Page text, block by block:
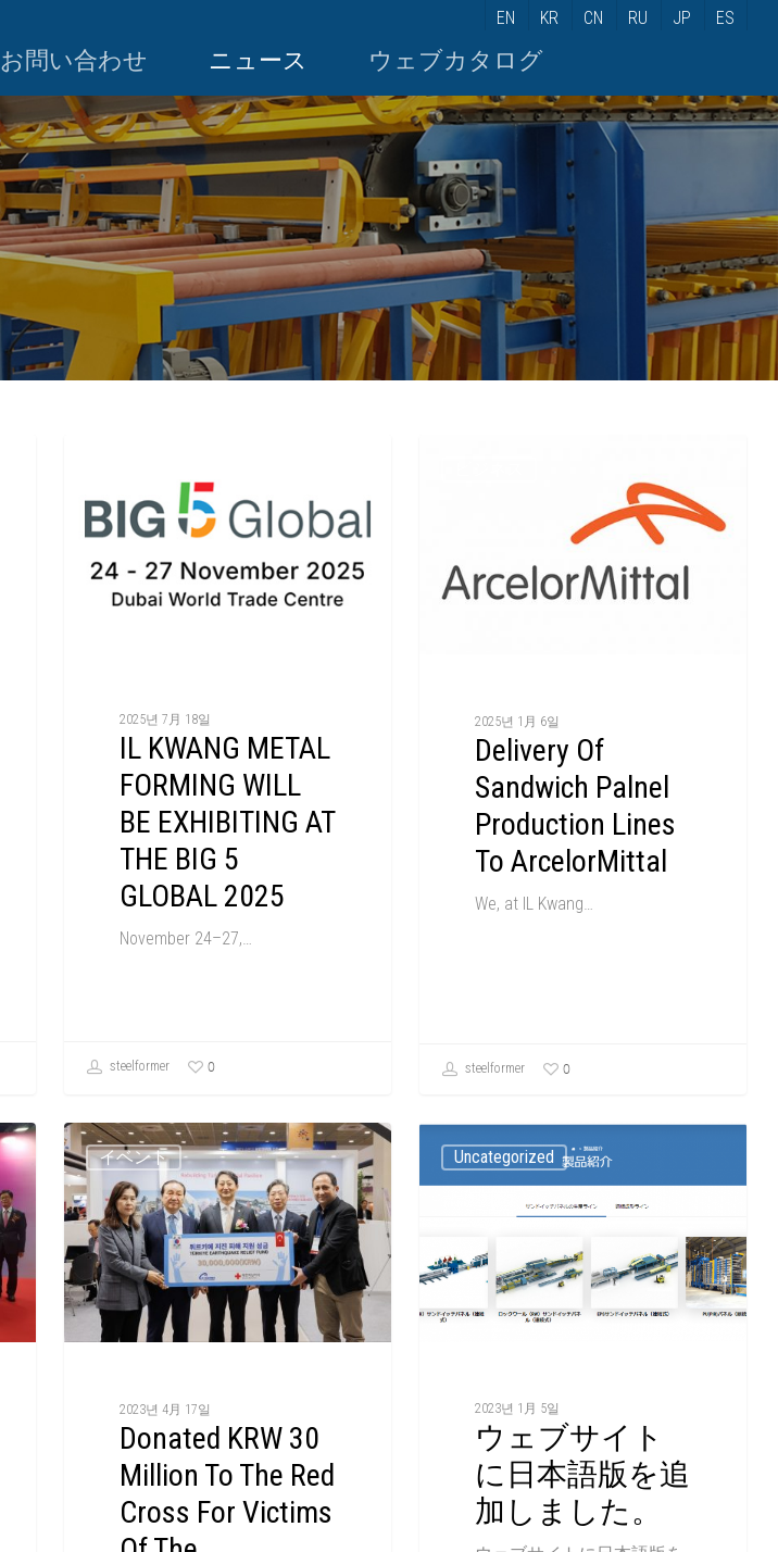
EN KR CN RU JP ES
お問い合わせ ニュース ウェブカタログ
2025년 7月 18일
IL KWANG METAL
FORMING WILL
BE EXHIBITING AT
THE BIG 5
GLOBAL 2025
November 24–27,…
steelformer 0
2025년 1月 6일
Delivery Of
Sandwich Palnel
Production Lines
To ArcelorMittal
We, at IL Kwang…
steelformer 0
イベント
2023년 4月 17일
Donated KRW 30
Million To The Red
Cross For Victims
Uncategorized
2023년 1月 5일
ウェブサイト
に日本語版を追
加しました。